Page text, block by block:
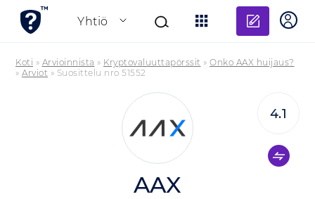
Yhtiö
Lisää
Koti » Arvioinnista » Kryptovaluuttapörssit » Onko AAX huijaus?
» Arviot » Suosittelu nro 51552
AAX
4.1